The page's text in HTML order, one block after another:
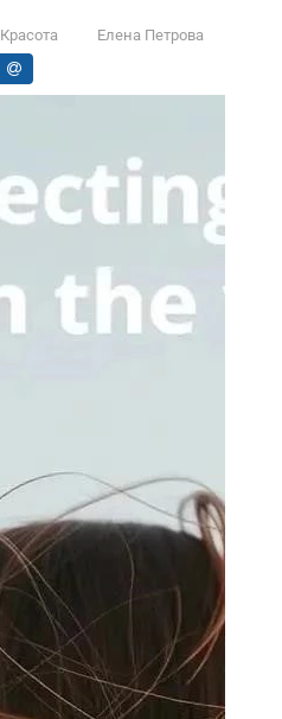
Красота Елена Петрова